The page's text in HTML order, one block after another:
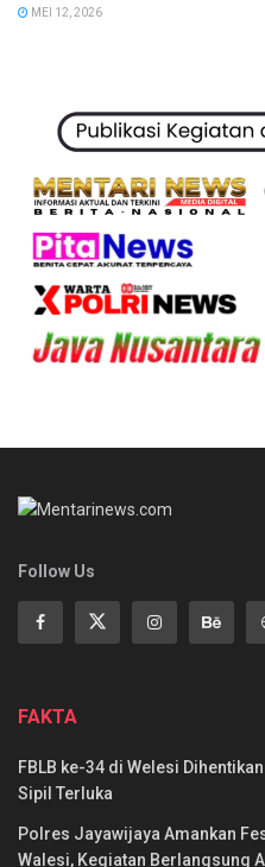
MEI 12, 2026
Follow Us
FAKTA
FBLB ke-34 di Welesi
Sipil Terluka
Polres Jayawijaya Amankan
Walesi, Kegiatan Berlangsung